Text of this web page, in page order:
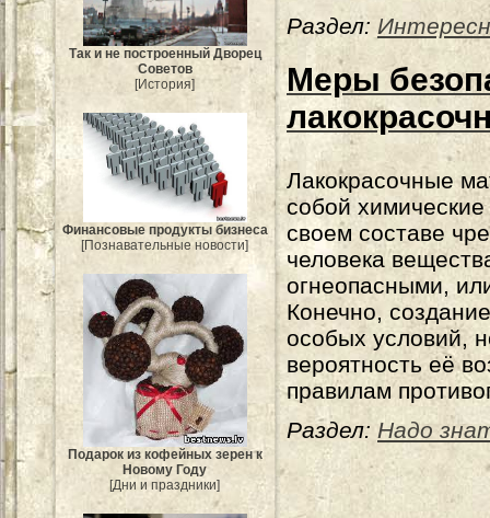
Так и не построенный Дворец
Советов
[История]
Финансовые продукты бизнеса
[Познавательные новости]
Подарок из кофейных зерен к
Новому Году
[Дни и праздники]
Раздел:
Меры
Лакокрасочные
собой
своем составе
человека
огнеопасными,
Конечно,
особых условий,
вероятность её
правилам
Раздел: Надо